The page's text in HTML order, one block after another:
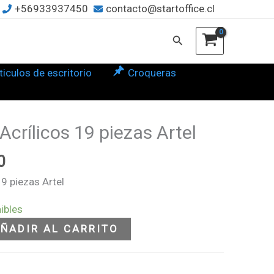
+56933937450 contacto@startoffice.cl
Buscar
de escritorio
Croqueras
19 piezas Artel
precio
actual
es:
$14.990.
piezas Artel
AL CARRITO